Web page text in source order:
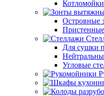
Сканеры
Нейтральное
Котломойки